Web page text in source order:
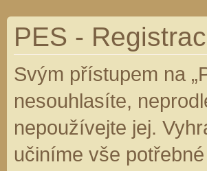
PES -
Svým přístupem na
nesouhlasíte,
nepoužívejte jej.
učiníme vše